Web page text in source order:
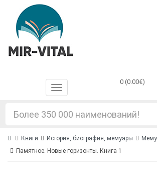
0 (0.00€)
Книги История, биография, мемуары
Памятное. Новые горизонты. Книга 1